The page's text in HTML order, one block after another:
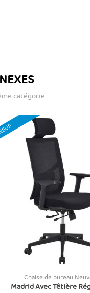
catégorie
Chaise de bureau
Madrid Avec Têtière